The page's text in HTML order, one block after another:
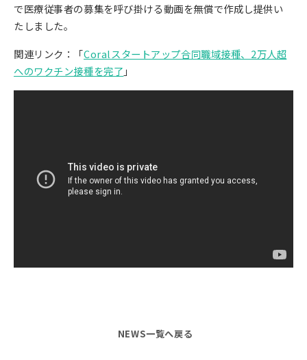
採用情報
で医療従事者の募集を呼び掛ける動画を無償で作成し提供い
たしました。
関連リンク：「Coralスタートアップ合同職域接種、2万人超
へのワクチン接種を完了 」
NEWS一覧へ戻る